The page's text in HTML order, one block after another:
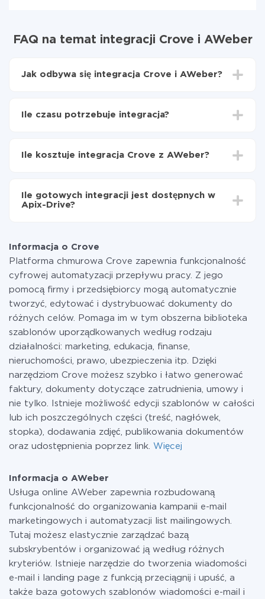
FAQ na temat integracji Crove i AWeber
Jak odbywa się integracja Crove i AWeber?
Włącz aktualizację
Ile czasu potrzebuje integracja?
od 5 do 30 minut. Konfiguracja zajmuje średnio 10-15
Ile kosztuje integracja Crove z AWeber?
Płacisz tylko za ilość danych, która faktycznie jest
przekazywana z jednego z Twoich systemów do
w razie potrzeby przełączyć się na płatną. Więcej
informacji otaryfach
Ile gotowych integracji jest dostępnych w
Apix-Drive?
Informacja o Crove
Platforma chmurowa Crove zapewnia funkcjonalność
cyfrowej automatyzacji przepływu pracy. Z jego
pomocą firmy i przedsiębiorcy mogą automatycznie
tworzyć, edytować i dystrybuować dokumenty do
różnych celów. Pomaga im w tym obszerna biblioteka
szablonów uporządkowanych według rodzaju
działalności: marketing, edukacja, finanse,
nieruchomości, prawo, ubezpieczenia itp. Dzięki
narzędziom Crove możesz szybko i łatwo generować
faktury, dokumenty dotyczące zatrudnienia, umowy i
nie tylko. Istnieje możliwość edycji szablonów w całości
lub ich poszczególnych części (treść, nagłówek,
stopka), dodawania zdjęć, publikowania dokumentów
oraz udostępnienia poprzez link. Więcej
Informacja o AWeber
Usługa online AWeber zapewnia rozbudowaną
funkcjonalność do organizowania kampanii e-mail
marketingowych i automatyzacji list mailingowych.
Tutaj możesz elastycznie zarządzać bazą
subskrybentów i organizować ją według różnych
kryteriów. Istnieje narzędzie do tworzenia wiadomości
e-mail i landing page z funkcją przeciągnij i upuść, a
także baza gotowych szablonów wiadomości e-mail i